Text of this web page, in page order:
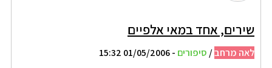
שירים, אחד במאי אלפיים
לאה מרחב/ סיפורים - 01/05/2006 15:32